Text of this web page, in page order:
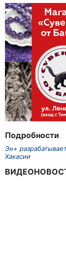
Подробности
Эн+
Хакасии